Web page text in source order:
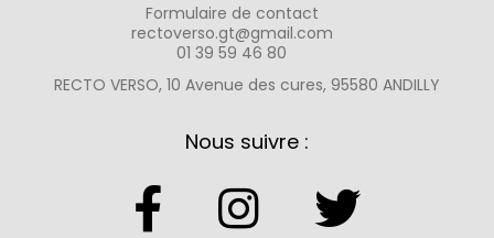
Formulaire de contact
rectoverso.gt@gmail.com
01 39 59 46 80
RECTO VERSO, 10 Avenue des cures, 95580 ANDILLY
Nous suivre :